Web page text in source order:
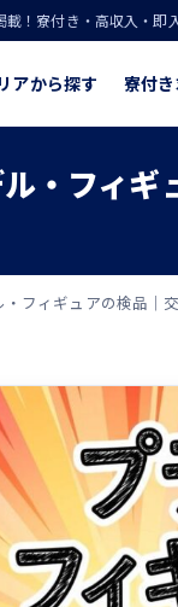
！寮付き・高収入・即
アから探す 寮付
ル・フィ
・フィギュアの検品｜